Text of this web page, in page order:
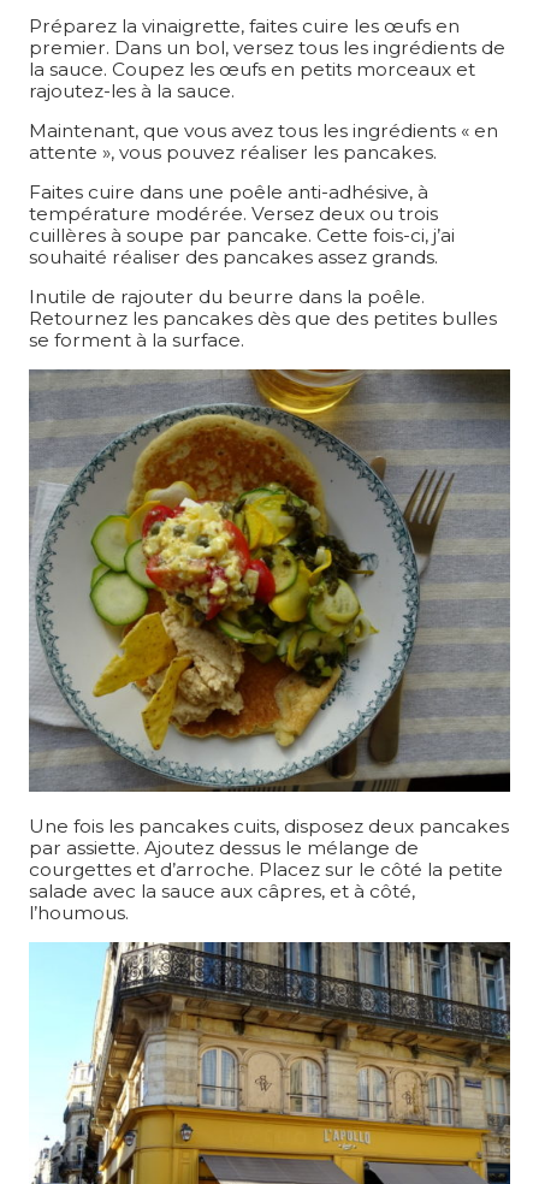
Préparez la vinaigrette, faites cuire les œufs en
premier. Dans un bol, versez tous les ingrédients de
la sauce. Coupez les œufs en petits morceaux et
rajoutez-les à la sauce.
Maintenant, que vous avez tous les ingrédients « en
attente », vous pouvez réaliser les pancakes.
Faites cuire dans une poêle anti-adhésive, à
température modérée. Versez deux ou trois
cuillères à soupe par pancake. Cette fois-ci, j’ai
souhaité réaliser des pancakes assez grands.
Inutile de rajouter du beurre dans la poêle.
Retournez les pancakes dès que des petites bulles
se forment à la surface.
Une fois les pancakes cuits, disposez deux pancakes
par assiette. Ajoutez dessus le mélange de
courgettes et d’arroche. Placez sur le côté la petite
salade avec la sauce aux câpres, et à côté,
l’houmous.